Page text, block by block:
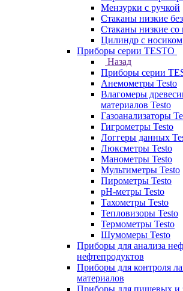
Мензурки с ручкой
Стаканы низкие
Стаканы низкие со
Цилиндр с носиком
Приборы серии TESTO
Назад
Приборы серии
Анемометры Testo
Влагомеры
материалов Testo
Газоанализаторы
Гигрометры Testo
Логгеры данных
Люксметры Testo
Манометры Testo
Мультиметры Testo
Пирометры Testo
pH-метры Testo
Тахометры Testo
Тепловизоры Testo
Термометры Testo
Шумомеры Testo
Приборы для анализа
нефтепродуктов
Приборы для контроля
материалов
Приборы для пищевых и